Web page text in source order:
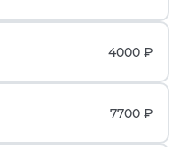
4000 ₽
7700 ₽